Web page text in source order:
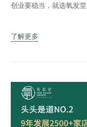
创业要稳当，就选氧发堂
了解更多